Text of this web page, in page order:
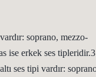
soprano, mezzo-
ise erkek ses tipleridir.3
ses tipi vardır: